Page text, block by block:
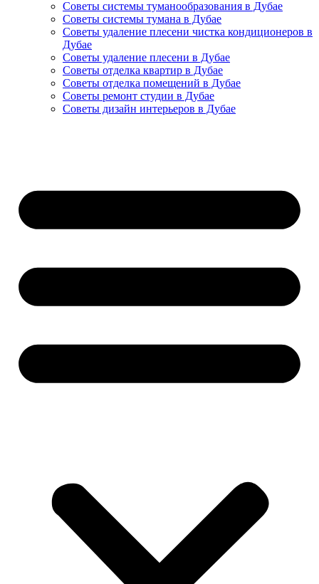
Советы системы туманообразования в Дубае
Советы системы тумана в Дубае
Советы удаление плесени чистка кондиционеров в
Дубае
Советы удаление плесени в Дубае
Советы отделка квартир в Дубае
Советы отделка помещений в Дубае
Советы ремонт студии в Дубае
Советы дизайн интерьеров в Дубае